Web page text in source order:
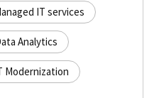
IT services
Analytics
Modernization